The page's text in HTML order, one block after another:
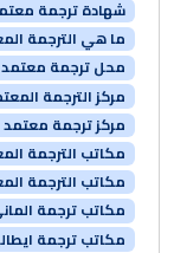
شهادة ترجمة
ما هي الترجمة
محل ترجمة معتمد
مركز الترجمة
مركز ترجمة
مكاتب الترجمة
مكاتب الترجمة
مكاتب ترجمة
مكاتب ترجمة